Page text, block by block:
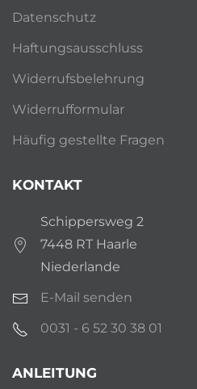
Datenschutz
Haftungsausschluss
Widerrufsbelehrung
Widerrufformular
Häufig gestellte Fragen
KONTAKT
Schippersweg 2
7448 RT Haarle
Niederlande
E-Mail senden
0031 - 6 52 30 38 01
ANLEITUNG